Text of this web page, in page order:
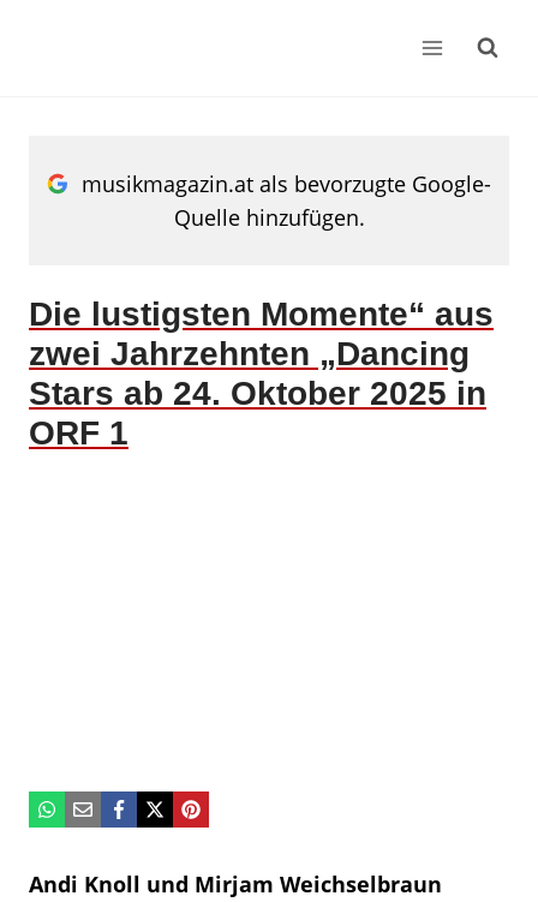
musikmagazin.at als bevorzugte Google-
Quelle hinzufügen.
Die lustigsten Momente“ aus
zwei Jahrzehnten „Dancing
Stars ab 24. Oktober 2025 in
ORF 1
Andi Knoll und Mirjam Weichselbraun